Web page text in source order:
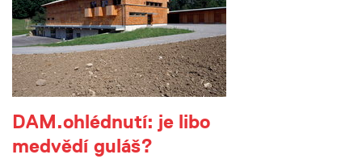
DAM.ohlédnutí: je libo
medvědí guláš?